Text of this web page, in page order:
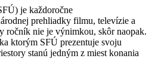
je každoročne
prehliadky filmu, televízie a
ročník nie je výnimkou, skôr naopak.
ktorým SFÚ prezentuje svoju
stanú jedným z miest konania